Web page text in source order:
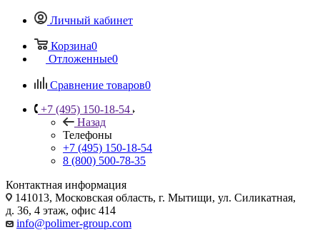
Личный кабинет
Корзина0
Отложенные0
Сравнение товаров0
+7 (495) 150-18-54
Назад
Телефоны
+7 (495) 150-18-54
8 (800) 500-78-35
Контактная информация
141013, Московская область, г. Мытищи, ул. Силикатная,
д. 36, 4 этаж, офис 414
info@polimer-group.com